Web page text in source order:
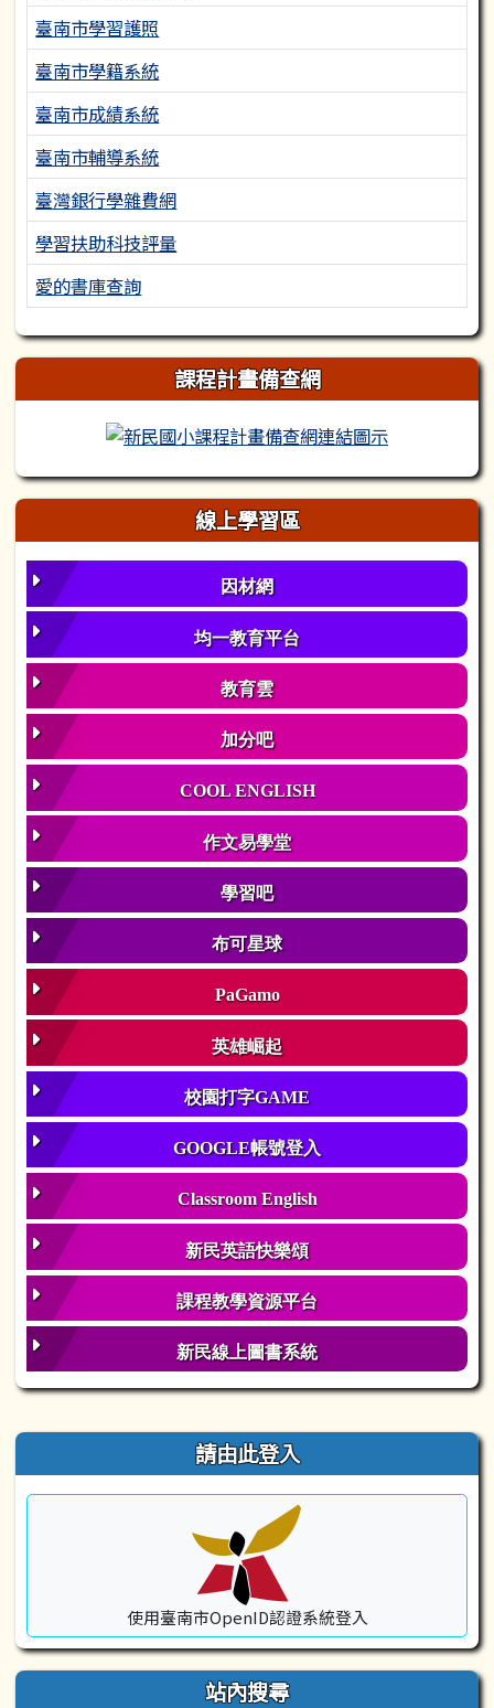
臺南市學習護照
臺南市學籍系統
臺南市成績系統
臺南市輔導系統
臺灣銀行學雜費網
學習扶助科技評量
愛的書庫查詢
課程計畫備查網
新民國小課
線上學習區
因材網
均一教育平台
教育雲
加分吧
COOL ENGLISH
作文易學堂
學習吧
布可星球
PaGamo
英雄崛起
校園打字GAME
GOOGLE帳號登入
Classroom English
新民英語快樂頌
課程教學資源平台
新民線上圖書系統
右邊區域內容 請由此登入
使用臺南市OpenID認證系統登入
站內搜尋